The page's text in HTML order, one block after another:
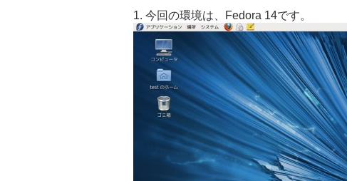
1. 今回の環境は、Fedora 14です。